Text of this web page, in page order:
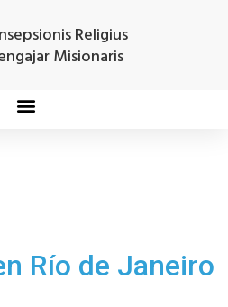
Religius
Misionaris
Río de Janeiro